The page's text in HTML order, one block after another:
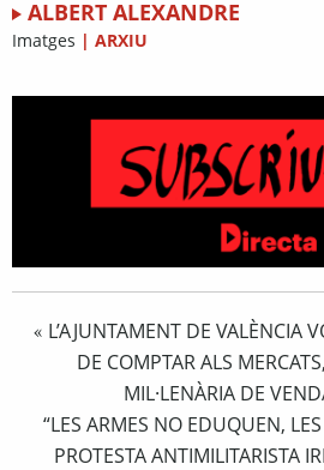
ALBERT ALEXANDRE
Imatges | ARXIU
« L’AJUNTAMENT DE VALÈNCIA
DE COMPTAR ALS
MIL·LENÀRIA DE
“LES ARMES NO EDUQUEN,
PROTESTA ANTIMILITARISTA